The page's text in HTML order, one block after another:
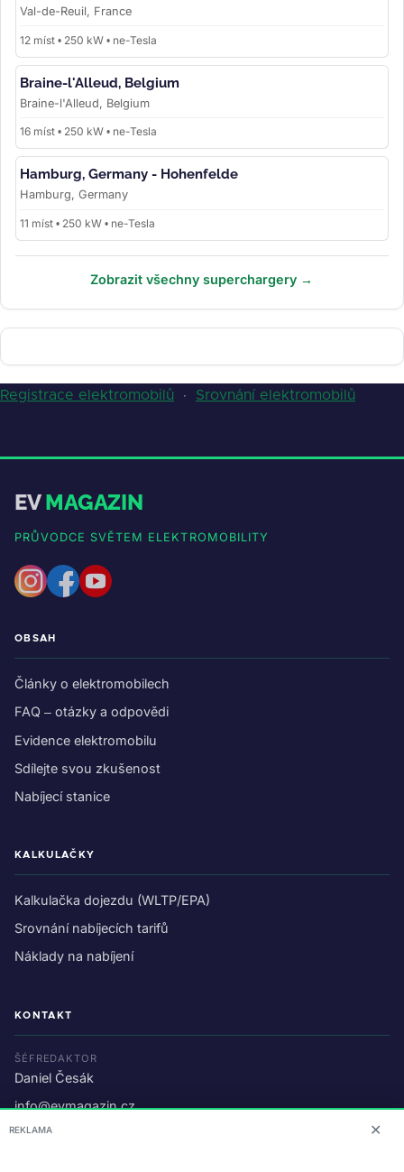
Val-de-Reuil, France
12 míst • 250 kW • ne-Tesla
Braine-l'Alleud, Belgium
Braine-l'Alleud, Belgium
16 míst • 250 kW • ne-Tesla
Hamburg, Germany - Hohenfelde
Hamburg, Germany
11 míst • 250 kW • ne-Tesla
Zobrazit všechny superchargery →
Registrace elektromobilů · Srovnání elektromobilů
EVMAGAZIN
PRŮVODCE SVĚTEM ELEKTROMOBILITY
OBSAH
Články o elektromobilech
FAQ – otázky a odpovědi
Evidence elektromobilu
Sdílejte svou zkušenost
Nabíjecí stanice
KALKULAČKY
Kalkulačka dojezdu (WLTP/EPA)
Srovnání nabíjecích tarifů
Náklady na nabíjení
KONTAKT
ŠÉFREDAKTOR
Daniel Česák
info@evmagazin.cz
O nás
REKLAMA ✕